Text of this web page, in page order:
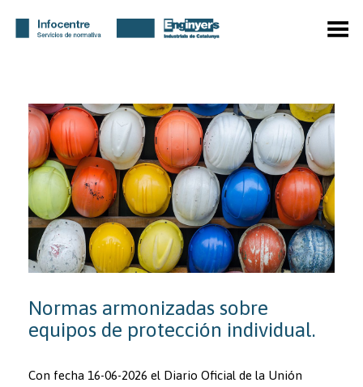
Menú
Normas armonizadas sobre
equipos de protección individual.
Con fecha 16-06-2026 el Diario Oficial de la Unión